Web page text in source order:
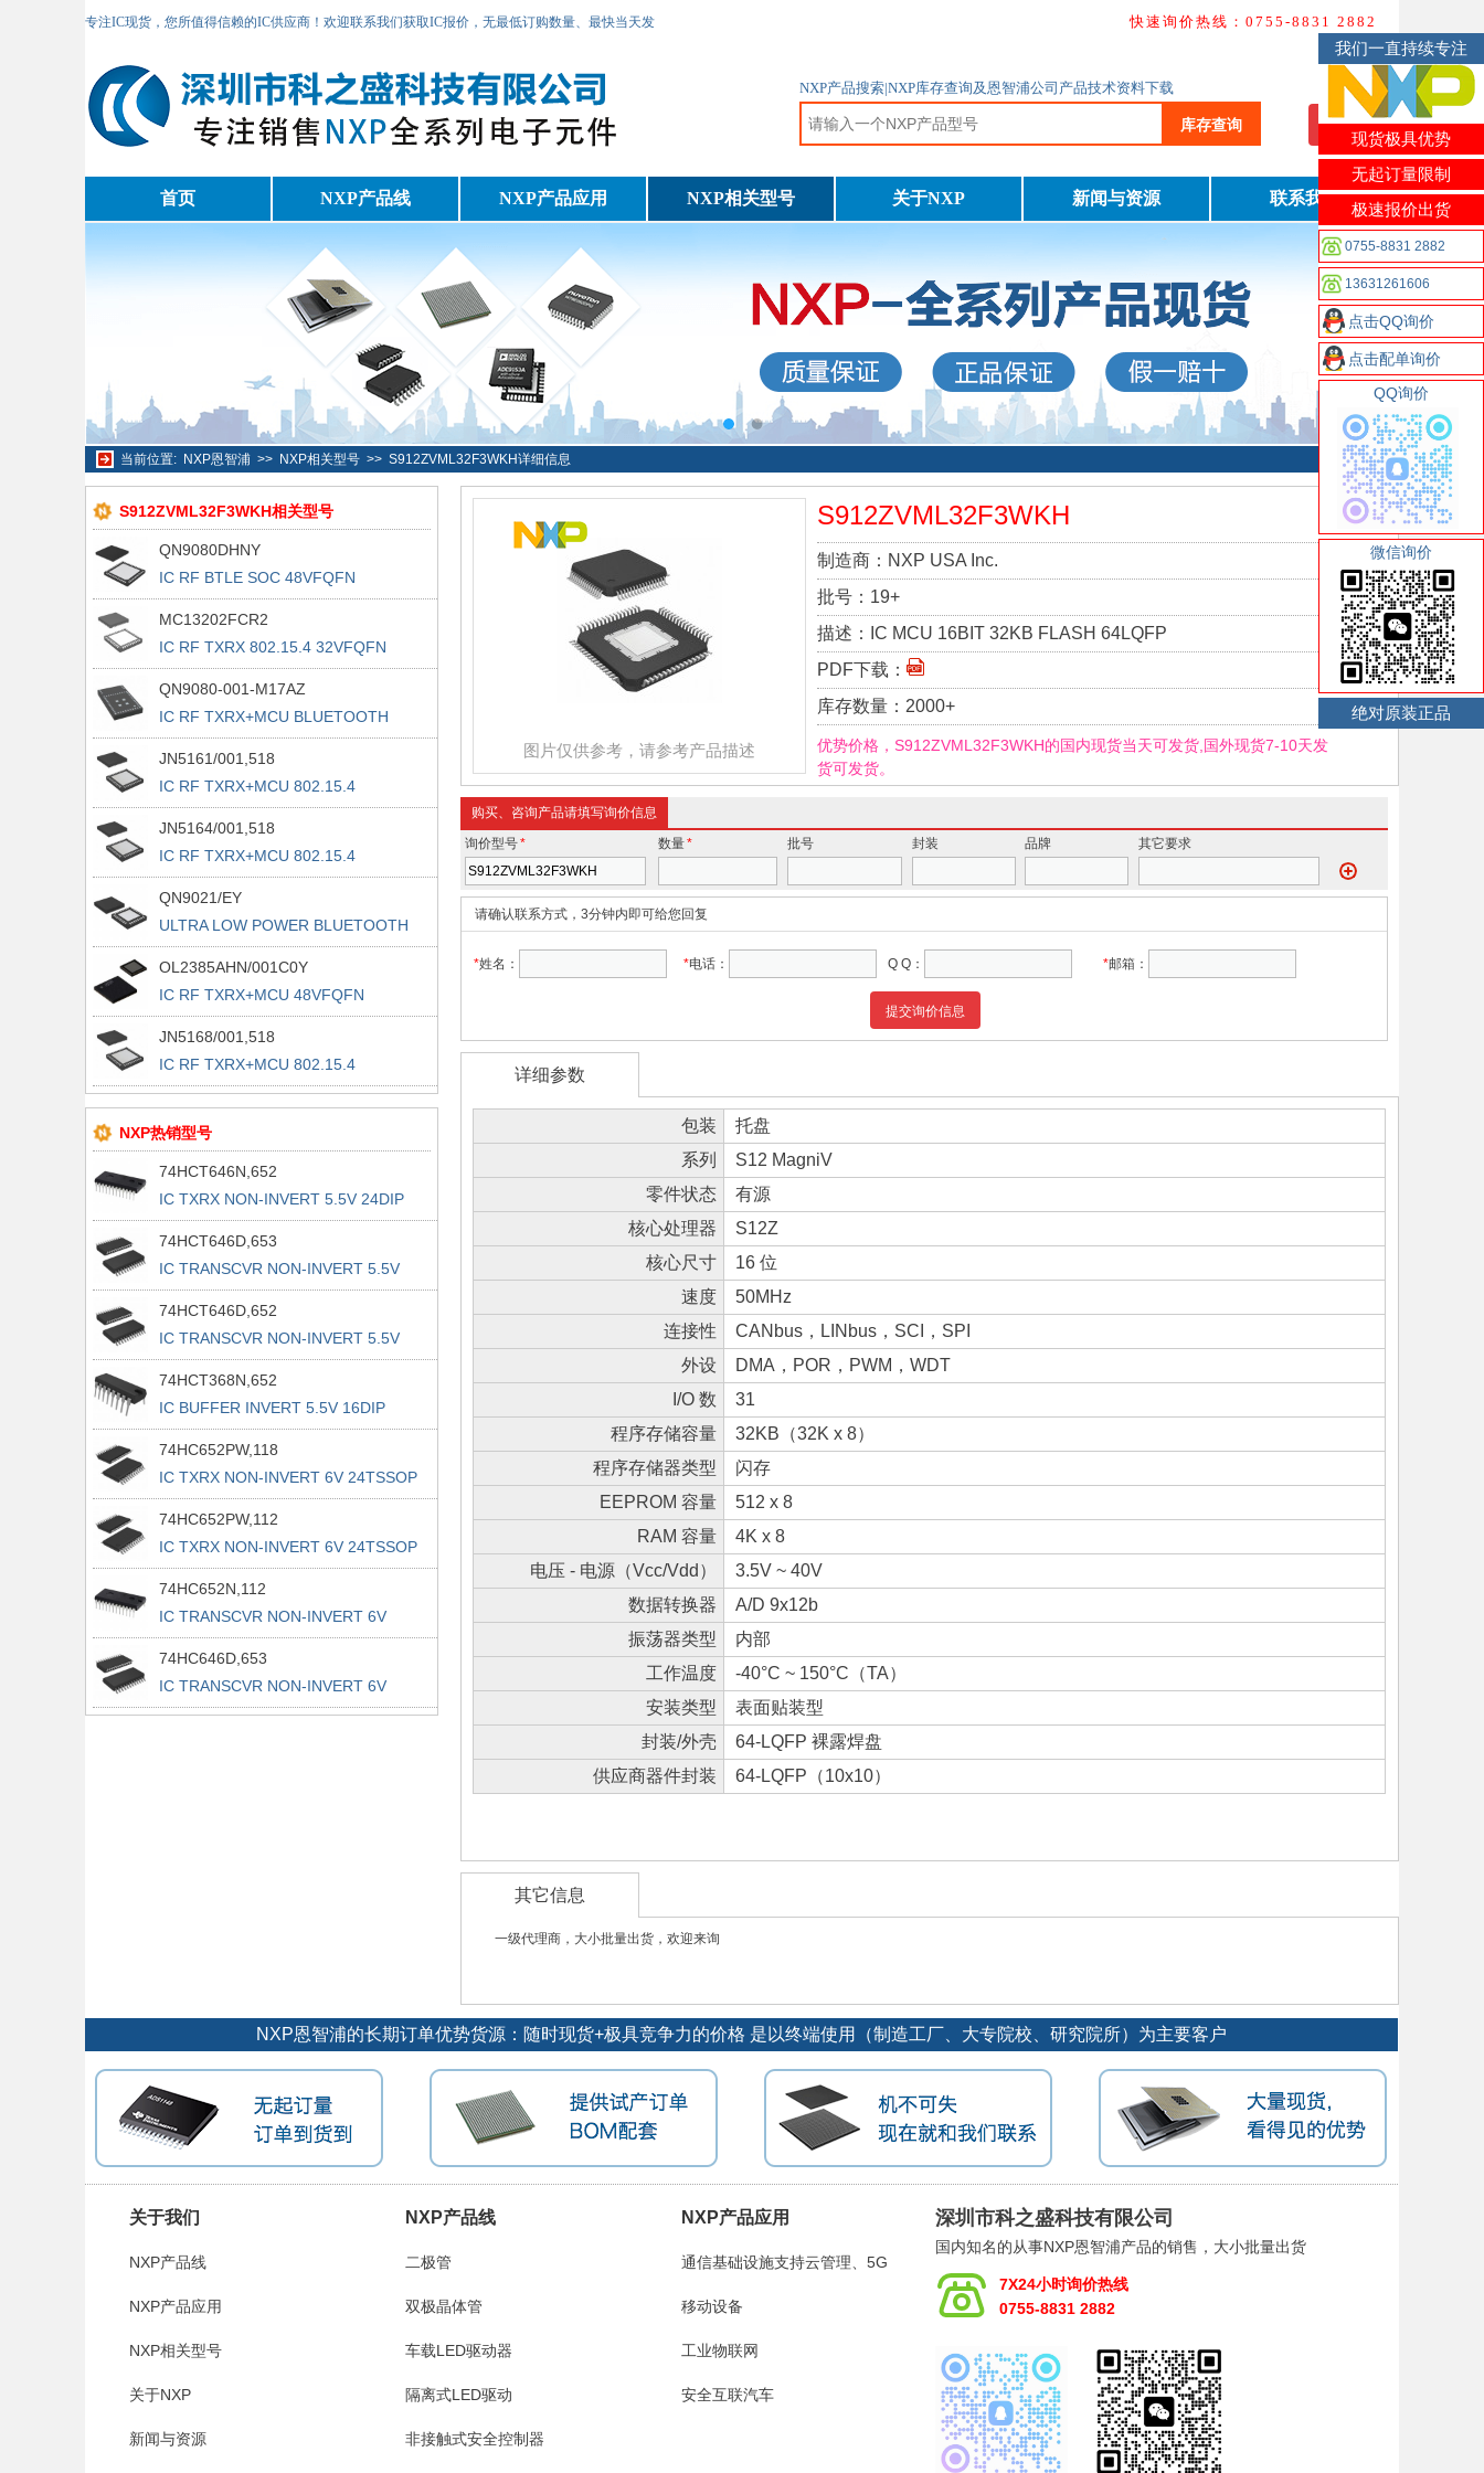
专注IC现货，您所值得信赖的IC供应商！欢迎联系我们获取IC报价，无最低订购数量、最快当天发 快速询价热线：0755-8831 2882
NXP产品搜索|NXP库存查询及恩智浦公司产品技术资料下载
库存查询 我要询价
首页 NXP产品线 NXP产品应用 NXP相关型号 关于NXP 新闻与资源 联系我们
当前位置: NXP恩智浦 >> NXP相关型号 >> S912ZVML32F3WKH详细信息
S912ZVML32F3WKH相关型号
QN9080DHNY
IC RF BTLE SOC 48VFQFN
MC13202FCR2
IC RF TXRX 802.15.4 32VFQFN
QN9080-001-M17AZ
IC RF TXRX+MCU BLUETOOTH
54LFBGA
JN5161/001,518
IC RF TXRX+MCU 802.15.4
40VFQFN
JN5164/001,518
IC RF TXRX+MCU 802.15.4
40VFQFN
QN9021/EY
ULTRA LOW POWER BLUETOOTH
LE SYS
OL2385AHN/001C0Y
IC RF TXRX+MCU 48VFQFN
JN5168/001,518
IC RF TXRX+MCU 802.15.4
40VFQFN
NXP热销型号
74HCT646N,652
IC TXRX NON-INVERT 5.5V 24DIP
74HCT646D,653
IC TRANSCVR NON-INVERT 5.5V
24SO
74HCT646D,652
IC TRANSCVR NON-INVERT 5.5V
24SO
74HCT368N,652
IC BUFFER INVERT 5.5V 16DIP
74HC652PW,118
IC TXRX NON-INVERT 6V 24TSSOP
74HC652PW,112
IC TXRX NON-INVERT 6V 24TSSOP
74HC652N,112
IC TRANSCVR NON-INVERT 6V
24DIP
74HC646D,653
IC TRANSCVR NON-INVERT 6V
24SO
图片仅供参考，请参考产品描述
S912ZVML32F3WKH
制造商： NXP USA Inc.
批号： 19+
描述：
IC MCU 16BIT 32KB FLASH 64LQFP
PDF下载：
库存数量： 2000+
优势价格，S912ZVML32F3WKH的国内现货当天可发货,国外现货7-10天发
货可发货。
购买、咨询产品请填写询价信息
询价型号* 数量* 批号 封装 品牌 其它要求
请确认联系方式，3分钟内即可给您回复
*姓名： *电话： Q Q： *邮箱：
提交询价信息
详细参数
包装
托盘
系列
S12 MagniV
零件状态
有源
核心处理器
S12Z
核心尺寸
16 位
速度
50MHz
连接性
CANbus，LINbus，SCI，SPI
外设
DMA，POR，PWM，WDT
I/O 数
31
程序存储容量
32KB（32K x 8）
程序存储器类型
闪存
EEPROM 容量
512 x 8
RAM 容量
4K x 8
电压 - 电源（Vcc/Vdd）
3.5V ~ 40V
数据转换器
A/D 9x12b
振荡器类型
内部
工作温度
-40°C ~ 150°C（TA）
安装类型
表面贴装型
封装/外壳
64-LQFP 裸露焊盘
供应商器件封装
64-LQFP（10x10）
其它信息
一级代理商，大小批量出货，欢迎来询
NXP恩智浦的长期订单优势货源：随时现货+极具竞争力的价格 是以终端使用（制造工厂、大专院校、研究院所）为主要客户
关于我们
NXP产品线
NXP产品应用
NXP相关型号
关于NXP
新闻与资源
NXP产品线
二极管
双极晶体管
车载LED驱动器
隔离式LED驱动
非接触式安全控制器
NXP产品应用
通信基础设施支持云管理、5G
连接的世界
移动设备
工业物联网
安全互联汽车
深圳市科之盛科技有限公司
国内知名的从事NXP恩智浦产品的销售，大小批量出货
7X24小时询价热线
0755-8831 2882
我们一直持续专注
现货极具优势
无起订量限制
极速报价出货
0755-8831 2882
13631261606
点击QQ询价
点击配单询价
QQ询价
微信询价
绝对原装正品